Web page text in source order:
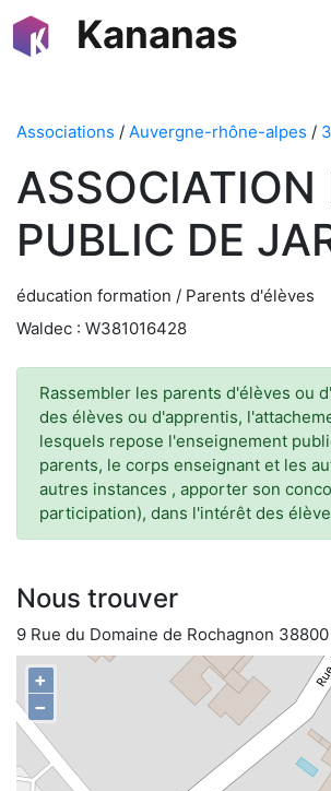
Kananas
Associations / Auvergne-rhône-alpes /
ASSOCIATION
PUBLIC DE
éducation formation / Parents d'élèves
Waldec : W381016428
Rassembler les parents d'élèves ou
des élèves ou d'apprentis,
lesquels repose l'enseignement
parents, le corps enseignant et les
autres instances , apporter son
participation), dans l'intérêt des
Nous trouver
9 Rue du Domaine de Rochagnon
+
−